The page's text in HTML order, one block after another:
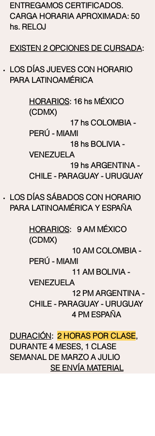
ENTREGAMOS CERTIFICADOS.
CARGA HORARIA APROXIMADA: 50
hs. RELOJ
EXISTEN 2 OPCIONES DE CURSADA:
LOS DÍAS JUEVES CON HORARIO
PARA LATINOAMÉRICA
HORARIOS: 16 hs MÉXICO
(CDMX)
17 hs COLOMBIA -
PERÚ - MIAMI
18 hs BOLIVIA -
VENEZUELA
19 hs ARGENTINA -
CHILE - PARAGUAY - URUGUAY
LOS DÍAS SÁBADOS CON HORARIO
PARA LATINOAMÉRICA Y ESPAÑA
HORARIOS: 9 AM MÉXICO
(CDMX)
10 AM COLOMBIA -
PERÚ - MIAMI
11 AM BOLIVIA -
VENEZUELA
12 PM ARGENTINA -
CHILE - PARAGUAY - URUGUAY
4 PM ESPAÑA
DURACIÓN: 2 HORAS POR CLASE,
DURANTE 4 MESES, 1 CLASE
SEMANAL DE MARZO A JULIO
SE ENVÍA MATERIAL